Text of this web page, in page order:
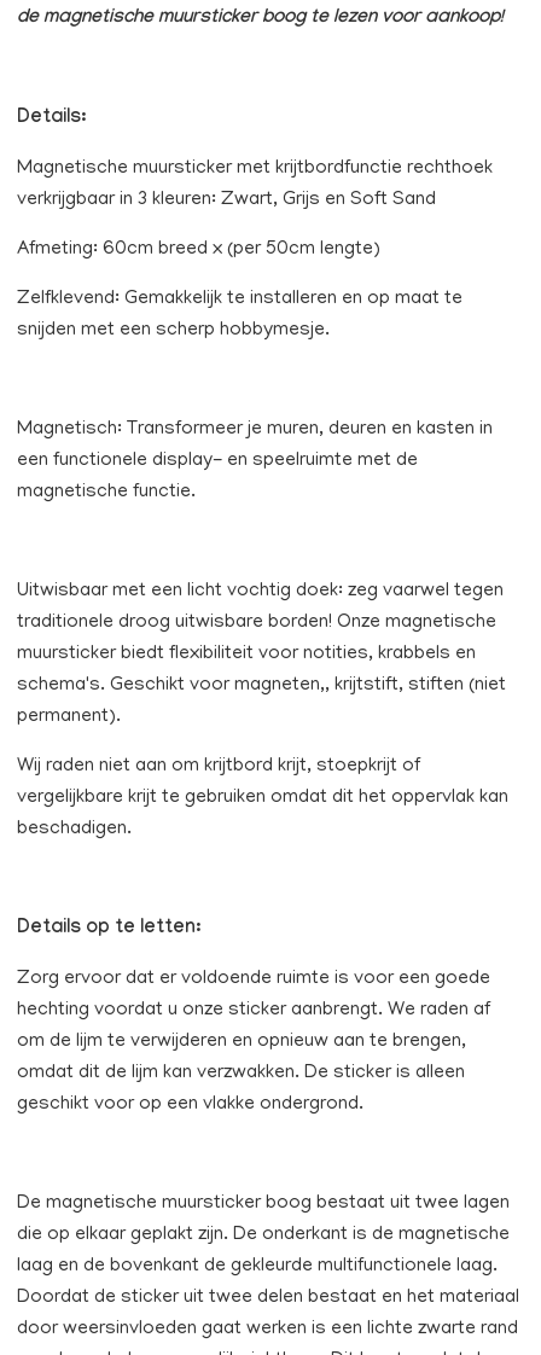
de magnetische muursticker boog te lezen voor aankoop!
Details:
Magnetische muursticker met krijtbordfunctie rechthoek
verkrijgbaar in 3 kleuren: Zwart, Grijs en Soft Sand
Afmeting: 60cm breed x (per 50cm lengte)
Zelfklevend: Gemakkelijk te installeren en op maat te
snijden met een scherp hobbymesje.
Magnetisch: Transformeer je muren, deuren en kasten in
een functionele display- en speelruimte met de
magnetische functie.
Uitwisbaar met een licht vochtig doek: zeg vaarwel tegen
traditionele droog uitwisbare borden! Onze magnetische
muursticker biedt flexibiliteit voor notities, krabbels en
schema's. Geschikt voor magneten,, krijtstift, stiften (niet
permanent).
Wij raden niet aan om krijtbord krijt, stoepkrijt of
vergelijkbare krijt te gebruiken omdat dit het oppervlak kan
beschadigen.
Details op te letten:
Zorg ervoor dat er voldoende ruimte is voor een goede
hechting voordat u onze sticker aanbrengt. We raden af ​​
om de lijm te verwijderen en opnieuw aan te brengen,
omdat dit de lijm kan verzwakken. De sticker is alleen
geschikt voor op een vlakke ondergrond.
De magnetische muursticker boog bestaat uit twee lagen
die op elkaar geplakt zijn. De onderkant is de magnetische
laag en de bovenkant de gekleurde multifunctionele laag.
Doordat de sticker uit twee delen bestaat en het materiaal
door weersinvloeden gaat werken is een lichte zwarte rand